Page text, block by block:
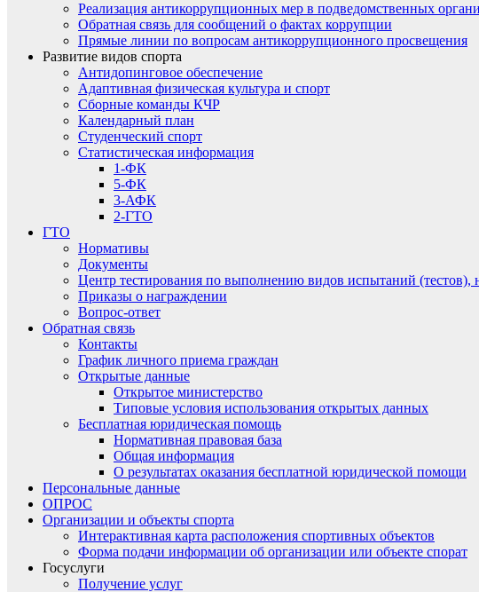
Реализация антикоррупционных мер в подведомственных
Обратная связь для сообщений о фактах коррупции
Прямые линии по вопросам антикоррупционного просвещения
Развитие видов спорта
Антидопинговое обеспечение
Адаптивная физическая культура и спорт
Сборные команды КЧР
Календарный план
Студенческий спорт
Статистическая информация
1-ФК
5-ФК
3-АФК
2-ГТО
ГТО
Нормативы
Документы
Центр тестирования по выполнению видов испытаний (тестов),
Приказы о награждении
Вопрос-ответ
Обратная связь
Контакты
График личного приема граждан
Открытые данные
Открытое министерство
Типовые условия использования открытых данных
Бесплатная юридическая помощь
Нормативная правовая база
Общая информация
О результатах оказания бесплатной юридической помощи
Персональные данные
ОПРОС
Организации и объекты спорта
Интерактивная карта расположения спортивных объектов
Форма подачи информации об организации или объекте спорат
Госуслуги
Получение услуг